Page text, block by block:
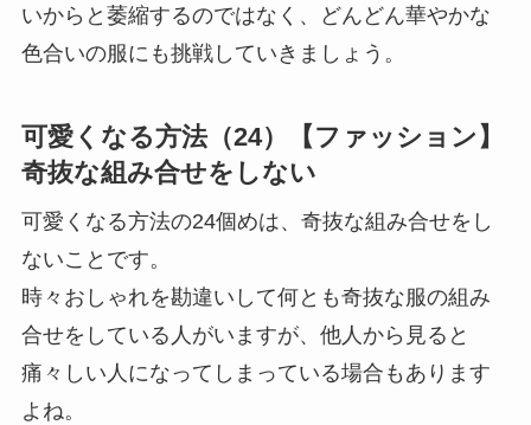
いからと萎縮するのではなく、どんどん華やかな
色合いの服にも挑戦していきましょう。
可愛くなる方法（24）【ファッション】
奇抜な組み合せをしない
可愛くなる方法の24個めは、奇抜な組み合せをし
ないことです。
時々おしゃれを勘違いして何とも奇抜な服の組み
合せをしている人がいますが、他人から見ると
痛々しい人になってしまっている場合もあります
よね。